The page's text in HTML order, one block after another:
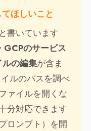
ほしいこと
書いています
のサービス
ルの編集が含ま
ルのパスを調べ
ァイルを開くな
分対応できます
ロンプト）を開